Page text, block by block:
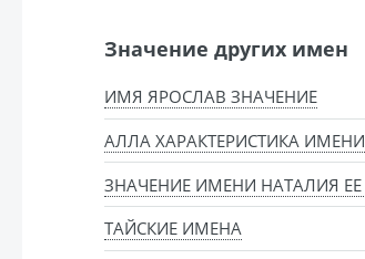
Значение других имен
ИМЯ ЯРОСЛАВ ЗНАЧЕНИЕ
АЛЛА ХАРАКТЕРИСТИКА ИМЕНИ
ЗНАЧЕНИЕ ИМЕНИ НАТАЛИЯ ЕЕ
ТАЙСКИЕ ИМЕНА